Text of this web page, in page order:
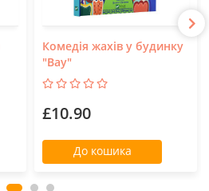
Комедія жахів у будинку
"Вау"
£10.90
До кошика